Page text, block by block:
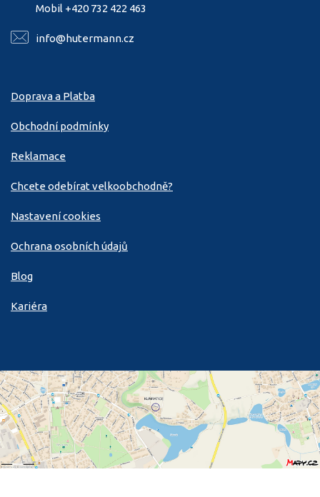
Mobil +420 732 422 463
info@hutermann.cz
Doprava a Platba
Obchodní podmínky
Reklamace
Chcete odebírat velkoobchodně?
Nastavení cookies
Ochrana osobních údajů
Blog
Kariéra